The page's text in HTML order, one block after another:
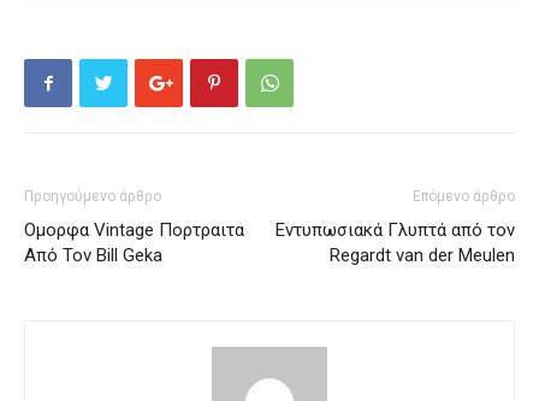
Προηγούμενο άρθρο
Ομορφα Vintage Πορτραιτα
Από Τον Bill Geka
Επόμενο άρθρο
Εντυπωσιακά Γλυπτά από τον
Regardt van der Meulen